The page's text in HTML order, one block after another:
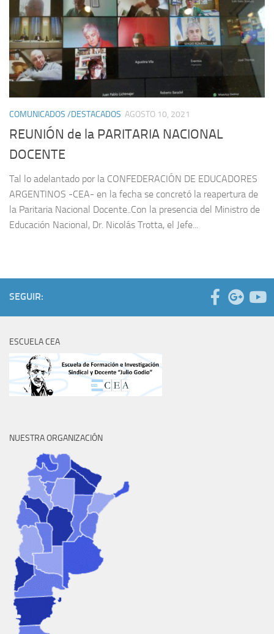
COMUNICADOS /DESTACADOS AGOSTO 10, 2021
REUNIÓN de la PARITARIA NACIONAL
DOCENTE
Tal lo adelantado por la CONFEDERACIÓN DE EDUCADORES
ARGENTINOS -CEA- en la fecha se concretó la reapertura de
la Paritaria Nacional Docente..Con la presencia del Ministro de
Educación Nacional, Dr. Nicolás Trotta, el Jefe...
SEGUIR:
ESCUELA CEA
NUESTRA ORGANIZACIÓN